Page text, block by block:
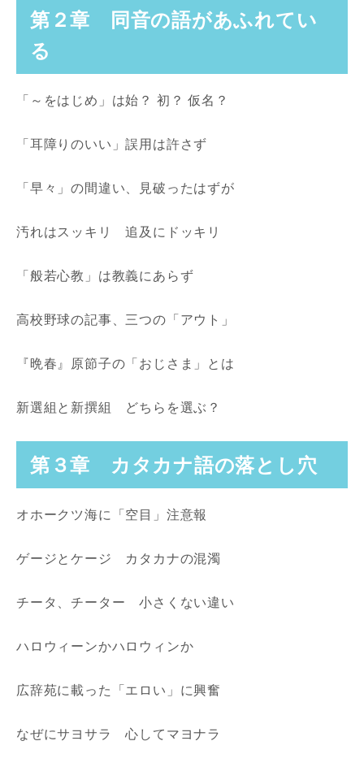
第２章 同音の語があふれてい
る
「～をはじめ」は始？ 初？ 仮名？
「耳障りのいい」誤用は許さず
「早々」の間違い、見破ったはずが
汚れはスッキリ 追及にドッキリ
「般若心教」は教義にあらず
高校野球の記事、三つの「アウト」
『晩春』原節子の「おじさま」とは
新選組と新撰組 どちらを選ぶ？
第３章 カタカナ語の落とし穴
オホークツ海に「空目」注意報
ゲージとケージ カタカナの混濁
チータ、チーター 小さくない違い
ハロウィーンかハロウィンか
広辞苑に載った「エロい」に興奮
なぜにサヨサラ 心してマヨナラ